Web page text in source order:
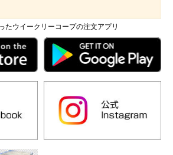
たウイークリーコープの注文アプリ